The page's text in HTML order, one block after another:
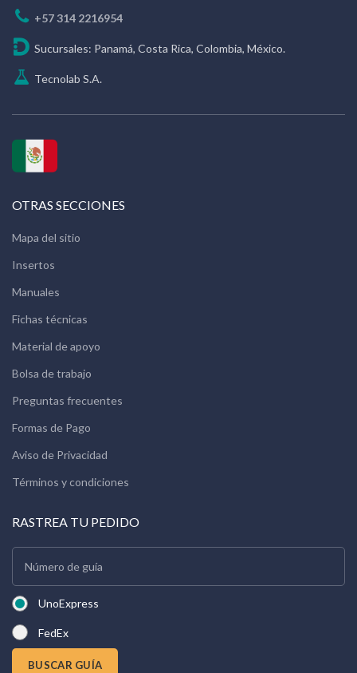
+57 314 2216954
Sucursales: Panamá, Costa Rica, Colombia, México.
Tecnolab S.A.
OTRAS SECCIONES
Mapa del sitio
Insertos
Manuales
Fichas técnicas
Material de apoyo
Bolsa de trabajo
Preguntas frecuentes
Formas de Pago
Aviso de Privacidad
Términos y condiciones
RASTREA TU PEDIDO
UnoExpress
FedEx
BUSCAR GUÍA